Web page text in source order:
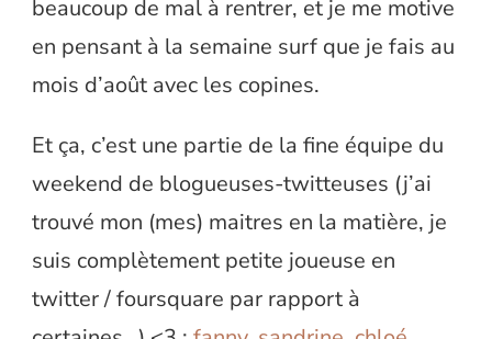
beaucoup de mal à rentrer, et je me motive
en pensant à la semaine surf que je fais au
mois d’août avec les copines.
Et ça, c’est une partie de la fine équipe du
weekend de blogueuses-twitteuses (j’ai
trouvé mon (mes) maitres en la matière, je
suis complètement petite joueuse en
twitter / foursquare par rapport à